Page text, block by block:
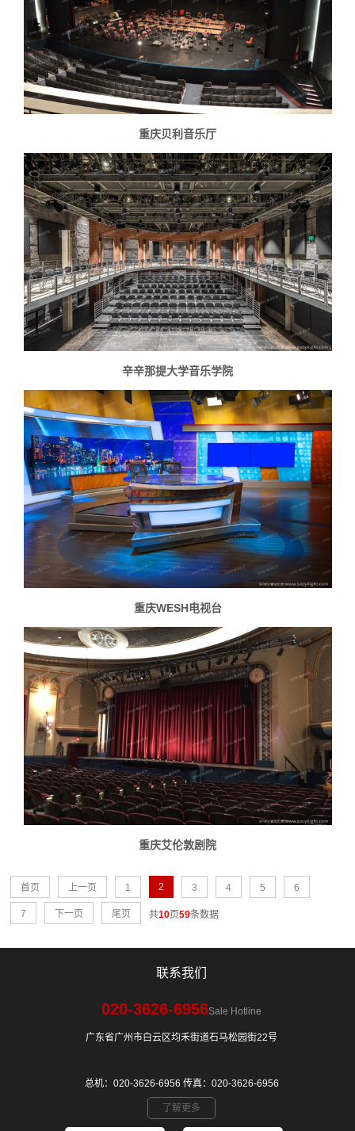
重庆贝利音乐厅
辛辛那提大学音乐学院
重庆WESH电视台
重庆艾伦敦剧院
首页 上一页 1 2 3 4 5 6
7 下一页 尾页 共10页59条数据
联系我们
020-3626-6956Sale Hotline
广东省广州市白云区均禾街道石马松园街22号
总机：020-3626-6956 传真：020-3626-6956
了解更多